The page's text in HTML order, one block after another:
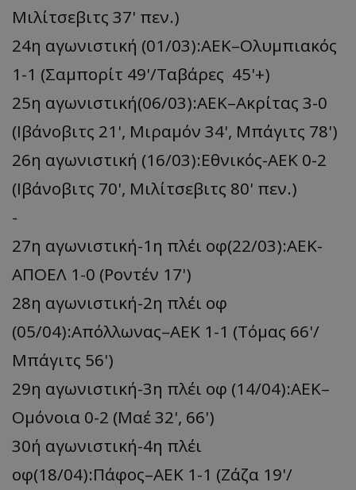
Μιλίτσεβιτς 37' πεν.)
24η αγωνιστική (01/03):ΑΕΚ–Ολυμπιακός
1-1 (Σαμπορίτ 49'/Ταβάρες 45'+)
25η αγωνιστική(06/03):ΑΕΚ–Ακρίτας 3-0
(Ιβάνοβιτς 21', Μιραμόν 34', Μπάγιτς 78')
26η αγωνιστική (16/03):Εθνικός-ΑΕΚ 0-2
(Ιβάνοβιτς 70', Μιλίτσεβιτς 80' πεν.)
-
27η αγωνιστική-1η πλέι οφ(22/03):ΑΕΚ-
ΑΠΟΕΛ 1-0 (Ροντέν 17')
28η αγωνιστική-2η πλέι οφ
(05/04):Απόλλωνας–ΑΕΚ 1-1 (Tόμας 66'/
Μπάγιτς 56')
29η αγωνιστική-3η πλέι οφ (14/04):ΑΕΚ–
Ομόνοια 0-2 (Μαέ 32', 66')
30ή αγωνιστική-4η πλέι
οφ(18/04):Πάφος–ΑΕΚ 1-1 (Ζάζα 19'/